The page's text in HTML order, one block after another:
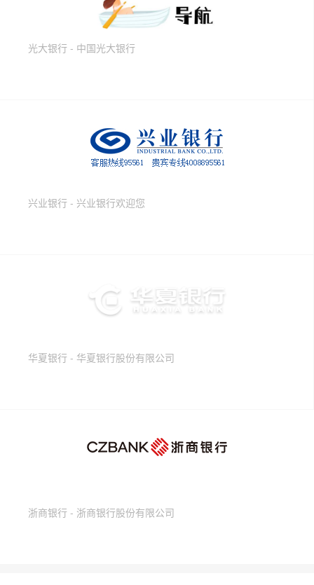
光大银行 - 中国光大银行
兴业银行 - 兴业银行欢迎您
华夏银行 - 华夏银行股份有限公司
浙商银行 - 浙商银行股份有限公司